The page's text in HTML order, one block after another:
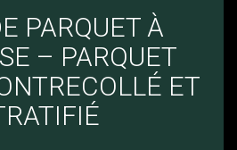
PARQUET À
– PARQUET
ET